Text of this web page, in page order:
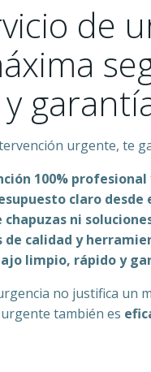
de
y
urgente, te
100% profesional
claro desde
chapuzas ni
calidad y
limpio, rápido y
no justifica un
también es